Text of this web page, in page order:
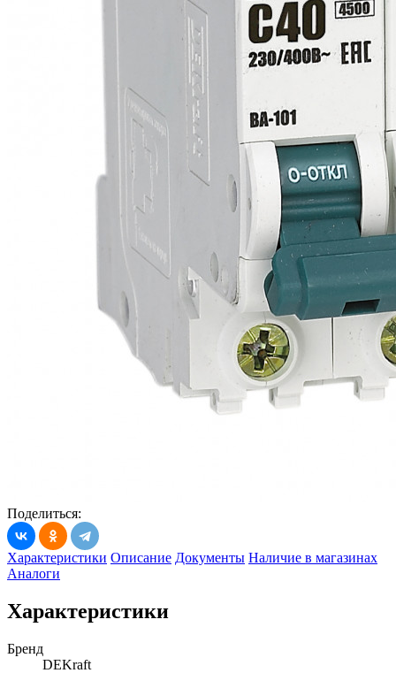
Поделиться:
Характеристики Описание Документы Наличие в магазинах
Аналоги
Характеристики
Бренд
DEKraft